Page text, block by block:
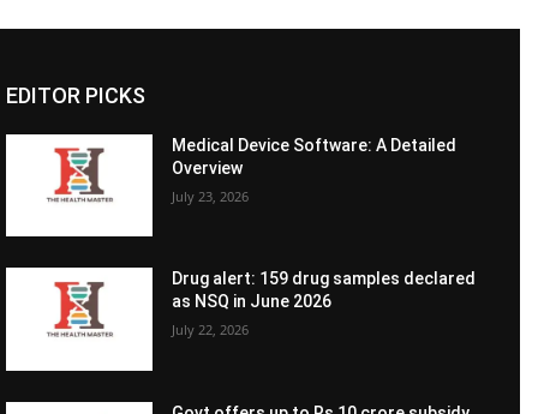
EDITOR PICKS
Medical Device Software: A Detailed
Overview
July 23, 2026
Drug alert: 159 drug samples declared
as NSQ in June 2026
July 22, 2026